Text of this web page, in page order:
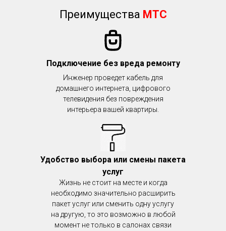
Удобство выбора или смены пакета
услуг
Преимущества МТС
Подключение без вреда ремонту
Инженер проведет кабель для
домашнего интернета, цифрового
телевидения без повреждения
интерьера вашей квартиры.
Жизнь не стоит на месте и когда
необходимо значительно расширить
пакет услуг или сменить одну услугу
на другую, то это возможно в любой
момент не только в салонах связи